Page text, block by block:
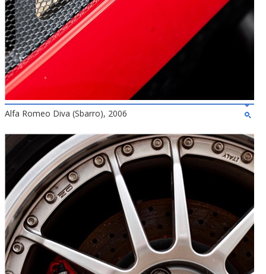
Alfa Romeo Diva (Sbarro), 2006